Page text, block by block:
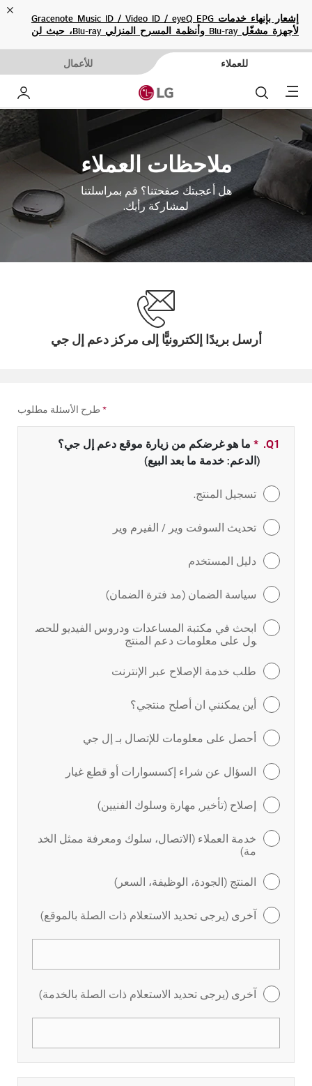
إشعار بإنهاء خدمات Gracenote Music ID / Video ID / eyeQ EPG
لأجهزة مشغّل Blu-ray وأنظمة المسرح المنزلي Blu-ray، حيث لن
للعملاء للأعمال
Menu بحث
ملاحظات العملاء
هل أعجبتك صفحتنا؟ قم بمراسلتنا
لمشاركة رأيك.
أرسل بريدًا إلكترونيًّا إلى مركز دعم إل جي
* طرح الأسئلة مطلوب
Q1.
* حقل مطلوب
ما هو غرضكم من زيارة موقع دعم إل جي؟
(الدعم: خدمة ما بعد البيع)
تسجيل المنتج.
تحديث السوفت وير / الفيرم وير
دليل المستخدم
سياسة الضمان (مد فترة الضمان)
ابحث في مكتبة المساعدات ودروس الفيديو للحص
ول على معلومات دعم المنتج
طلب خدمة الإصلاح عبر الإنترنت
أين يمكنني ان أصلح منتجي؟
أحصل على معلومات للإتصال بـ إل جي
السؤال عن شراء إكسسوارات أو قطع غيار
إصلاح (تأخير, مهارة وسلوك الفنيين)
خدمة العملاء (الاتصال، سلوك ومعرفة ممثل الخد
مة)
المنتج (الجودة، الوظيفة، السعر)
آخرى (يرجى تحديد الاستعلام ذات الصلة بالموقع)
آخرى (يرجى تحديد الاستعلام ذات الصلة بالخدمة)